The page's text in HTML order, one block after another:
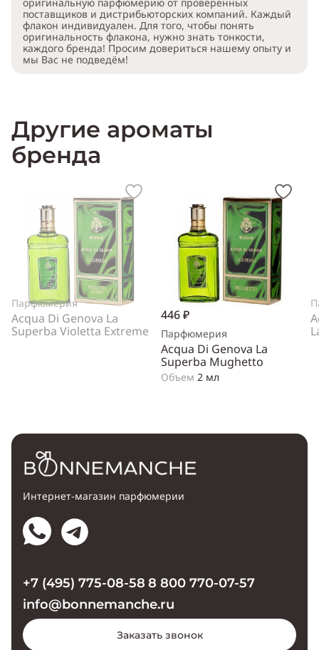
поставщиков и дистрибьюторских компаний. Каждый
флакон индивидуален. Для того, чтобы понять
оригинальность флакона, нужно знать тонкости,
каждого бренда! Просим довериться нашему опыту и
мы Вас не подведём!
Другие ароматы
бренда
Парфюмерия
Acqua Di Genova La
Superba Violetta Extreme
446 ₽
Парфюмерия
Acqua Di Genova La
Superba Mughetto
Объем 2 мл
Интернет-магазин парфюмерии
+7 (495) 775-08-58 8 800 770-07-57
info@bonnemanche.ru
Заказать звонок